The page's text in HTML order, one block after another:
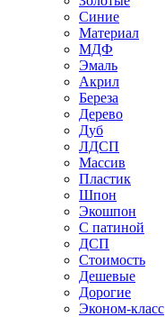
Синие
Материал
МДФ
Эмаль
Акрил
Береза
Дерево
Дуб
ЛДСП
Массив
Пластик
Шпон
Экошпон
С патиной
ДСП
Стоимость
Дешевые
Дорогие
Эконом-класс